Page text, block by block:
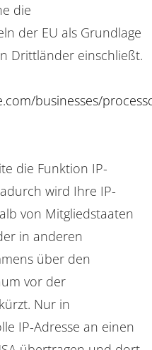
die
der EU als Grundlage
Drittländer einschließt.
businesses/
die Funktion IP-
wird Ihre IP-
von Mitgliedstaaten
in anderen
über den
vor der
Nur in
IP-Adresse an einen